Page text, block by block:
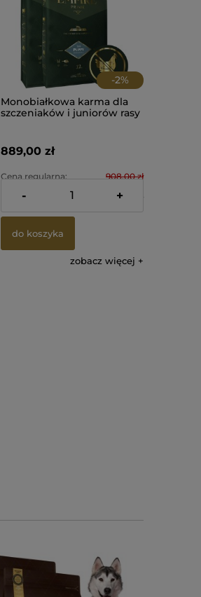
-2%
Monobiałkowa karma dla
szczeniaków i juniorów rasy
kurczaka 2x12kg Empire
Prime
889,00 zł
Cena regularna: 908,00 zł
Najniższa cena: 878,00 zł
- +
do koszyka
zobacz więcej